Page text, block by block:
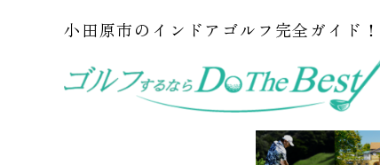
小田原市のインドアゴルフ完全ガイド